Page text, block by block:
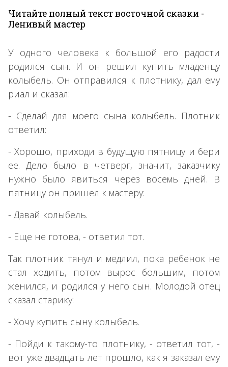
Читайте полный текст восточной сказки -
Ленивый мастер
У одного человека к большой его радости
родился сын. И он решил купить младенцу
колыбель. Он отправился к плотнику, дал ему
риал и сказал:
- Сделай для моего сына колыбель. Плотник
ответил:
- Хорошо, приходи в будущую пятницу и бери
ее. Дело было в четверг, значит, заказчику
нужно было явиться через восемь дней. В
пятницу он пришел к мастеру:
- Давай колыбель.
- Еще не готова, - ответил тот.
Так плотник тянул и медлил, пока ребенок не
стал ходить, потом вырос большим, потом
женился, и родился у него сын. Молодой отец
сказал старику:
- Хочу купить сыну колыбель.
- Пойди к такому-то плотнику, - ответил тот, -
вот уже двадцать лет прошло, как я заказал ему